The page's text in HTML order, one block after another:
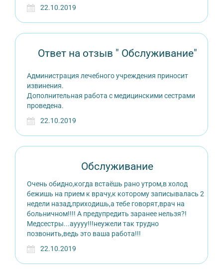
22.10.2019
Ответ на отзыв " Обслуживание"
Администрация лечебного учреждения приносит
извинения.
Дополнительная работа с медицинскими сестрами
проведена.
22.10.2019
Обслуживание
Очень обидно,когда встаёшь рано утром,в холод
бежишь на прием к врачу,к которому записывалась 2
недели назад,приходишь,а тебе говорят,врач на
больничном!!!! А предупредить заранее нельзя?!
Медсестры...ауууу!!!неужели так трудно
позвонить,ведь это ваша работа!!!
22.10.2019